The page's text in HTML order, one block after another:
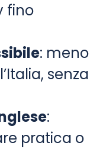
fino
: meno
senza
:
pratica o